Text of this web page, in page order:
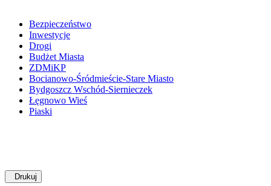
Bezpieczeństwo
Inwestycje
Drogi
Budżet Miasta
ZDMiKP
Bocianowo-Śródmieście-Stare Miasto
Bydgoszcz Wschód-Siernieczek
Łęgnowo Wieś
Piaski
Drukuj